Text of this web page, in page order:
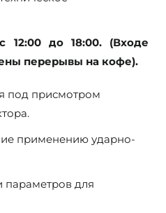
12:00 до 18:00. (Входе
перерывы на кофе).
под присмотром
применению ударно-
параметров для